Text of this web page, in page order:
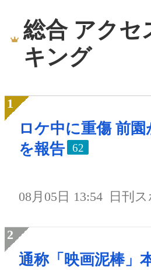
総合 アクセ
キング
ロケ中に重傷 前園
を報告
62
08月05日 13:54 日刊
通称「映画泥棒」